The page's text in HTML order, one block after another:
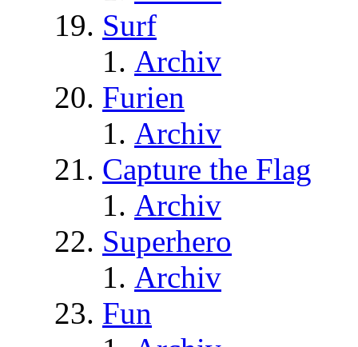
Surf
Archiv
Furien
Archiv
Capture the Flag
Archiv
Superhero
Archiv
Fun